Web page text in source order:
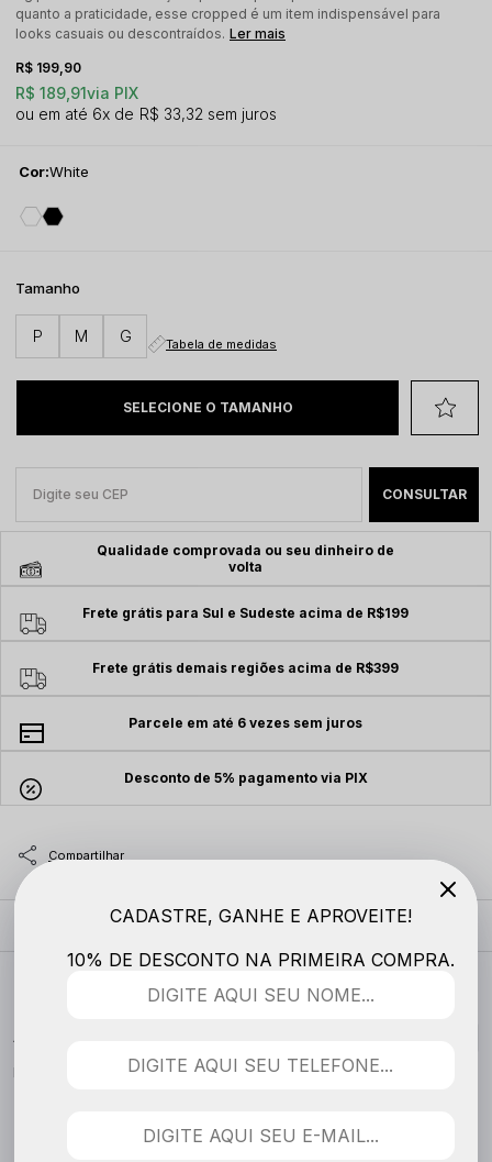
quanto a praticidade, esse cropped é um item indispensável para
looks casuais ou descontraídos. Ler mais
R$ 189,91via PIX
R$ 199,90
6x R$ 33,32 sem juros
Cor:White
Tamanho
P M G Tabela de medidas
Qualidade comprovada ou seu dinheiro de
volta
Frete grátis para Sul e Sudeste acima de R$199
Frete grátis demais regiões acima de R$399
Parcele em até 6 vezes sem juros
Desconto de 5% pagamento via PIX
MODELO VESTE
Nenhuma avaliação cadastrada para esse produto.
CADASTRE, GANHE E APROVEITE!
10% DE DESCONTO NA PRIMEIRA COMPRA.